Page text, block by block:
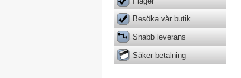
Besöka vår butik
Snabb leverans
Säker betalning